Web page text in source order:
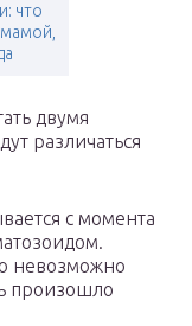
что
двумя
различаться
с момента
невозможно
произошло